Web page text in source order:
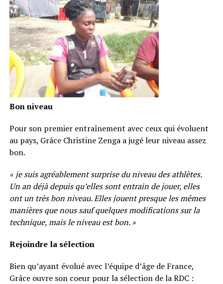
Bon niveau
Pour son premier entraînement avec ceux qui évoluent
au pays, Grâce Christine Zenga a jugé leur niveau assez
bon.
« je suis agréablement surprise du niveau des athlètes.
Un an déjà depuis qu’elles sont entrain de jouer, elles
ont un très bon niveau. Elles jouent presque les mêmes
manières que nous sauf quelques modifications sur la
technique, mais le niveau est bon. »
Rejoindre la sélection
Bien qu’ayant évolué avec l’équipe d’âge de France,
Grâce ouvre son coeur pour la sélection de la RDC :